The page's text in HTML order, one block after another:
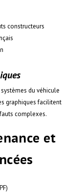
constructeurs
du véhicule
graphiques facilitent
complexes.
et